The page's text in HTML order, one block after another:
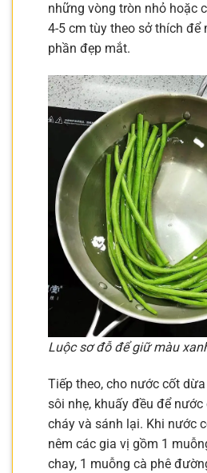
những vòng tròn nhỏ hoặc
4-5 cm tùy theo sở thích để
phần đẹp mắt.
Luộc sơ đỗ để giữ màu
Tiếp theo, cho nước cốt
sôi nhẹ, khuấy đều để
cháy và sánh lại. Khi nước
nêm các gia vị gồm 1
chay, 1 muỗng cà phê